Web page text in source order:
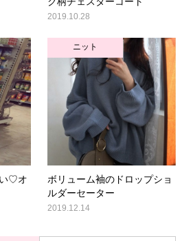
2019.10.28
♡オ
ニット
ボリューム袖のドロップショ
ルダーセーター
2019.12.14